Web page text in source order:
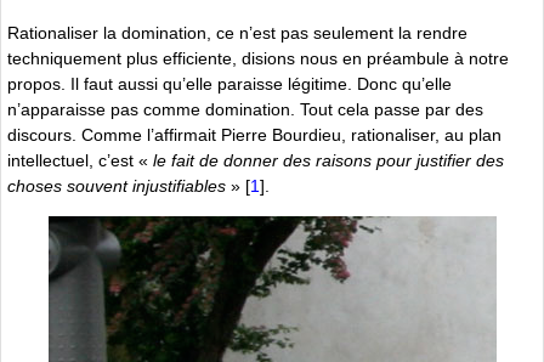
Rationaliser la domination, ce n’est pas seulement la rendre
techniquement plus efficiente, disions nous en préambule à notre
propos. Il faut aussi qu’elle paraisse légitime. Donc qu’elle
n’apparaisse pas comme domination. Tout cela passe par des
discours. Comme l’affirmait Pierre Bourdieu, rationaliser, au plan
intellectuel, c’est « le fait de donner des raisons pour justifier des
choses souvent injustifiables » [1]